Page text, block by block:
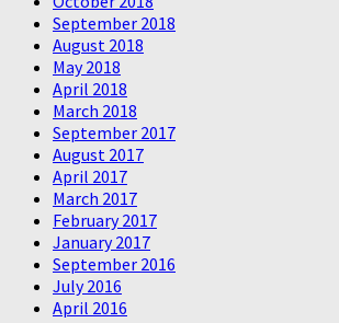
September 2018
August 2018
May 2018
April 2018
March 2018
September 2017
August 2017
April 2017
March 2017
February 2017
January 2017
September 2016
July 2016
April 2016